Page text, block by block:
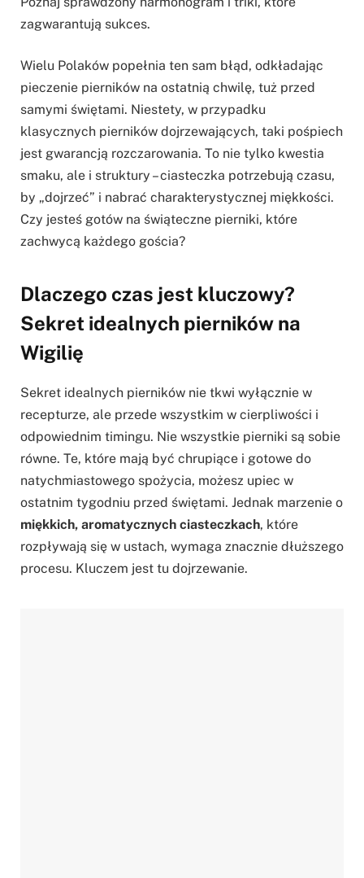
zagwarantują sukces.
Wielu Polaków popełnia ten sam błąd, odkładając
pieczenie pierników na ostatnią chwilę, tuż przed
samymi świętami. Niestety, w przypadku
klasycznych pierników dojrzewających, taki pośpiech
jest gwarancją rozczarowania. To nie tylko kwestia
smaku, ale i struktury – ciasteczka potrzebują czasu,
by „dojrzeć” i nabrać charakterystycznej miękkości.
Czy jesteś gotów na świąteczne pierniki, które
zachwycą każdego gościa?
Dlaczego czas jest kluczowy?
Sekret idealnych pierników na
Wigilię
Sekret idealnych pierników nie tkwi wyłącznie w
recepturze, ale przede wszystkim w cierpliwości i
odpowiednim timingu. Nie wszystkie pierniki są sobie
równe. Te, które mają być chrupiące i gotowe do
natychmiastowego spożycia, możesz upiec w
ostatnim tygodniu przed świętami. Jednak marzenie o
miękkich, aromatycznych ciasteczkach, które
rozpływają się w ustach, wymaga znacznie dłuższego
procesu. Kluczem jest tu dojrzewanie.